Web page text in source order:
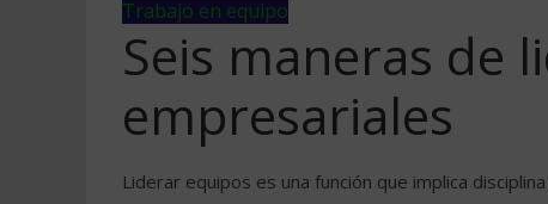
Trabajo en equipo
Seis maneras de
empresariales
Liderar equipos es una función que implica